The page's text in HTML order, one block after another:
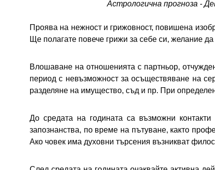
Астрологична прогноза -
Проява на нежност и грижовност, повишена
Ще полагате повече грижи за себе си, желание
Влошаване на отношенията с партньор,
период с невъзможност за осъществяване на
разделяне на имущество, съд и пр. При
До средата на годината са възможни
запознанства, по време на пътуване, както
Ако човек има духовни търсения възникват